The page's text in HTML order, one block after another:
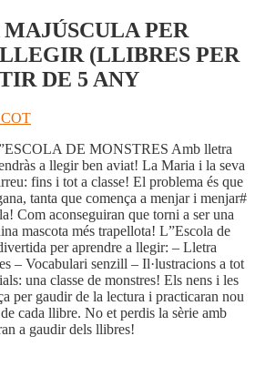
PER
(LLIBRES PER
DE 5 ANY
DE MONSTRES Amb lletra
a llegir ben aviat! La Maria i la seva
fins i tot a classe! El problema és que
tanta que comença a menjar i menjar#
Com aconseguiran que torni a ser una
mascota més trapellota! L”Escola de
per aprendre a llegir: – Lletra
– Vocabulari senzill – Il·lustracions a tot
una classe de monstres! Els nens i les
per gaudir de la lectura i practicaran nou
cada llibre. No et perdis la sèrie amb
a gaudir dels llibres!